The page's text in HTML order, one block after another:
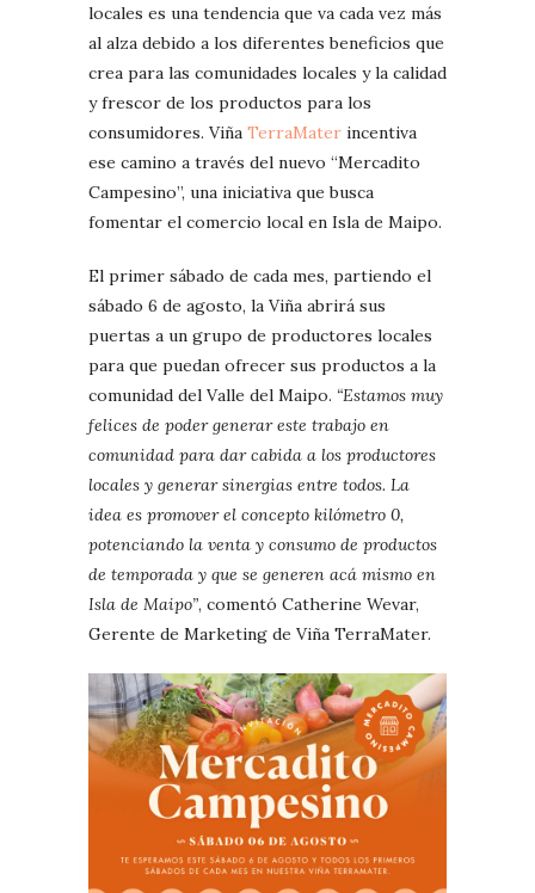
locales es una tendencia que va cada vez más
al alza debido a los diferentes beneficios que
crea para las comunidades locales y la calidad
y frescor de los productos para los
consumidores. Viña TerraMater incentiva
ese camino a través del nuevo “Mercadito
Campesino”, una iniciativa que busca
fomentar el comercio local en Isla de Maipo.
El primer sábado de cada mes, partiendo el
sábado 6 de agosto, la Viña abrirá sus
puertas a un grupo de productores locales
para que puedan ofrecer sus productos a la
comunidad del Valle del Maipo. “Estamos muy
felices de poder generar este trabajo en
comunidad para dar cabida a los productores
locales y generar sinergias entre todos. La
idea es promover el concepto kilómetro 0,
potenciando la venta y consumo de productos
de temporada y que se generen acá mismo en
Isla de Maipo”, comentó Catherine Wevar,
Gerente de Marketing de Viña TerraMater.